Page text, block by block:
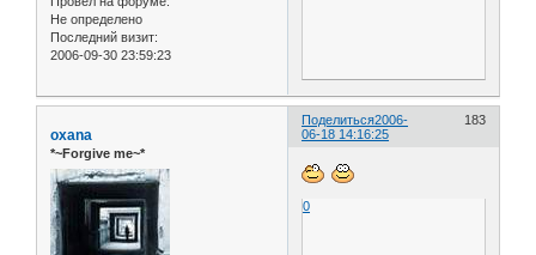
Не определено
Последний визит:
2006-09-30 23:59:23
Поделиться 183
2006-
06-18 14:16:25
oxana
*~Forgive me~*
0